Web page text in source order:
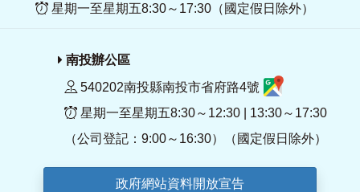
星期一至星期五8:30～17:30（國定假日除外）
南投辦公區
540202南投縣南投市省府路4號
星期一至星期五8:30～12:30 | 13:30～17:30
（公司登記：9:00～16:30）（國定假日除外）
政府網站資料開放宣告